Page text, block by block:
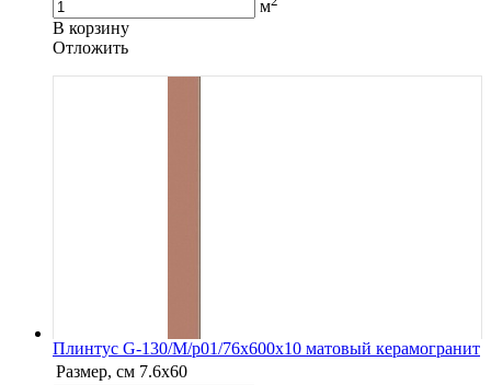
м
В корзину
Oтложить
Плинтус G-130/М/p01/76x600x10 матовый керамогранит
Размер, см 7.6х60